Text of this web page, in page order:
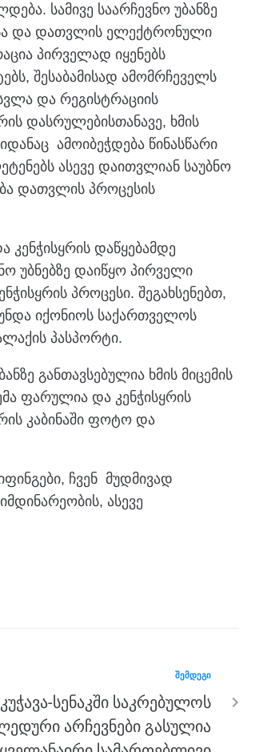
სამივე საარჩევნო უბანზე
და დათვლის ელექტრონული
პირველად იყენებს
შესაბამისად ამომრჩეველს
და რეგისტრაციის
დასრულებისთანავე, ხმის
ამოიბეჭდება წინასწარი
ასევე დაითვლიან საუბნო
დათვლის პროცესის
კენჭისყრის დაწყებამდე
უბნებზე დაიწყო პირველი
პროცესი. შეგახსენებთ,
იქონიოს საქართველოს
პასპორტი.
განთავსებულია ხმის მიცემის
ფარულია და კენჭისყრის
კაბინაში ფოტო და
ჩვენ მუდმივად
ასევე
ᲨᲔᲛᲓᲔᲒᲘ
სენაკში საკრებულოს
არჩევნები გასულია